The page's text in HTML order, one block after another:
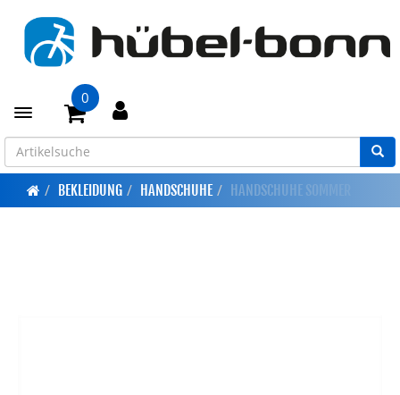
Toggle navigation
0
BEKLEIDUNG HANDSCHUHE HANDSCHUHE SOMMER